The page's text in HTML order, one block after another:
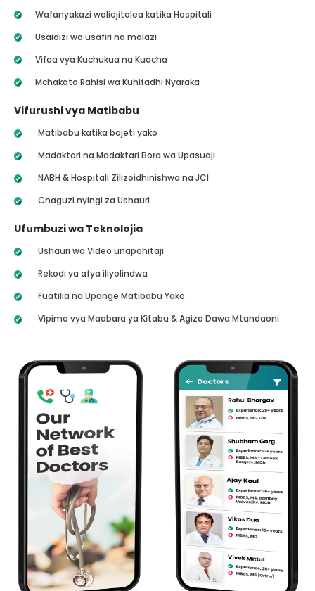
Wafanyakazi waliojitolea katika Hospitali
Usaidizi wa usafiri na malazi
Vifaa vya Kuchukua na Kuacha
Mchakato Rahisi wa Kuhifadhi Nyaraka
Vifurushi vya Matibabu
Matibabu katika bajeti yako
Madaktari na Madaktari Bora wa Upasuaji
NABH & Hospitali Zilizoidhinishwa na JCI
Chaguzi nyingi za Ushauri
Ufumbuzi wa Teknolojia
Ushauri wa Video unapohitaji
Rekodi ya afya iliyolindwa
Fuatilia na Upange Matibabu Yako
Vipimo vya Maabara ya Kitabu & Agiza Dawa Mtandaoni